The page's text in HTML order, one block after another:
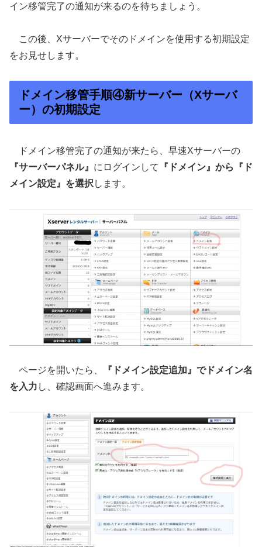
イン移管完了の通知が来るのを待ちましょう。
この後、Xサーバーでそのドメインを使用する初期設定
をお見せします。
ドメイン移管手順④新サーバー（Xサーバ
ー）の初期設定
ドメイン移管完了の通知が来たら、早速Xサーバーの
『サーバーパネル』 にログインして
『ドメイン』から『ド
メイン設定』を選択 します。
ページを開いたら、
『ドメイン設定追加』でドメイン名
を入力 し、確認画面へ進みます。